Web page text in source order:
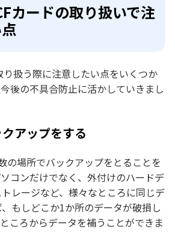
カードの取り扱いで注
り扱う際に注意したい点をいくつか
後の不具合防止に活かしていきまし
アップをする
の場所でバックアップをとることを
コンだけでなく、外付けのハードデ
レージなど、様々なところに同じデ
もしどこか1か所のデータが破損し
ころからデータを補うことができま